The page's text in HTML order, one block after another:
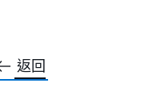
返回